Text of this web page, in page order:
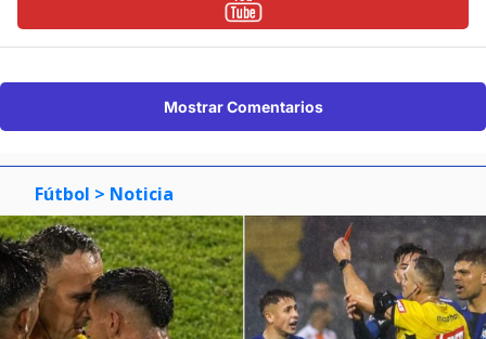
Mostrar Comentarios
Fútbol > Noticia